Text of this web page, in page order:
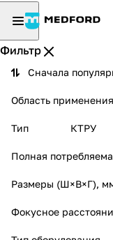
Фильтр
Сначала
Область применения
Тип КТРУ
Полная
Размеры (Ш×В×Г),
Фокусное